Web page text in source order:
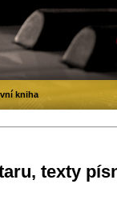
texty
kniha